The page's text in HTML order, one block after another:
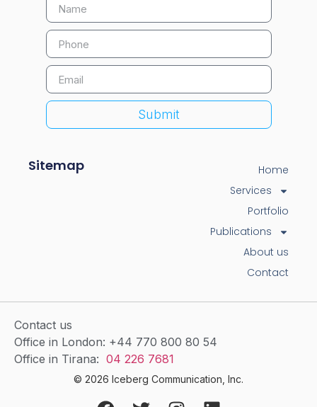
Submit
Sitemap
Home
Services
Portfolio
Publications
About us
Contact
Contact us
Office in London: +44 770 800 80 54
Office in Tirana: 04 226 7681
© 2026 Iceberg Communication, Inc.